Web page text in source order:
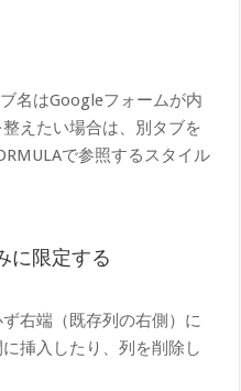
名はGoogleフォームが内
えたい場合は、別タブを
で参照するスタイル
に限定する
右端（既存列の右側）に
挿入したり、列を削除し